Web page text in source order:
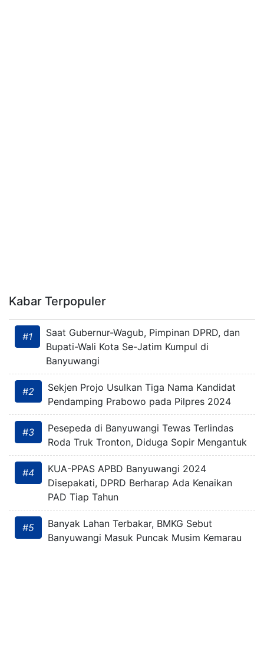
Kabar Terpopuler
#1
Saat Gubernur-Wagub, Pimpinan DPRD, dan
Bupati-Wali Kota Se-Jatim Kumpul di
Banyuwangi
#2
Sekjen Projo Usulkan Tiga Nama Kandidat
Pendamping Prabowo pada Pilpres 2024
#3
Pesepeda di Banyuwangi Tewas Terlindas
Roda Truk Tronton, Diduga Sopir Mengantuk
#4
KUA-PPAS APBD Banyuwangi 2024
Disepakati, DPRD Berharap Ada Kenaikan
PAD Tiap Tahun
#5
Banyak Lahan Terbakar, BMKG Sebut
Banyuwangi Masuk Puncak Musim Kemarau